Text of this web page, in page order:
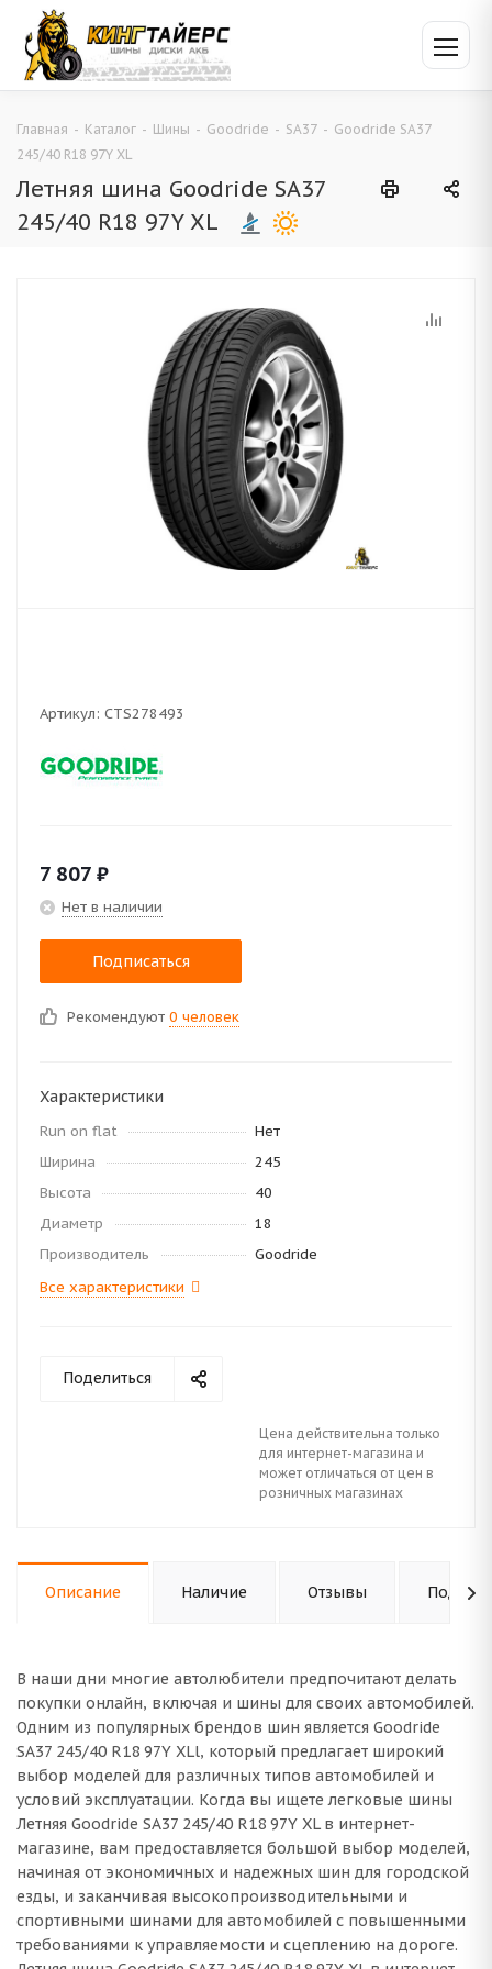
Главная - Каталог - Шины - Goodride - SA37 - Goodride SA37
245/40 R18 97Y XL
Летняя шина Goodride SA37
245/40 R18 97Y XL
Артикул: CTS278493
7 807 ₽
Нет в наличии
Подписаться
Рекомендуют 0 человек
Характеристики
Run on flat
Нет
Ширина
245
Высота
40
Диаметр
18
Производитель
Goodride
Все характеристики
Поделиться
Цена действительна только
для интернет-магазина и
может отличаться от цен в
розничных магазинах
Описание Наличие Отзывы
В наши дни многие автолюбители предпочитают делать
покупки онлайн, включая и шины для своих автомобилей.
Одним из популярных брендов шин является Goodride
SA37 245/40 R18 97Y XLl, который предлагает широкий
выбор моделей для различных типов автомобилей и
условий эксплуатации. Когда вы ищете легковые шины
Летняя Goodride SA37 245/40 R18 97Y XL в интернет-
магазине, вам предоставляется большой выбор моделей,
начиная от экономичных и надежных шин для городской
езды, и заканчивая высокопроизводительными и
спортивными шинами для автомобилей с повышенными
требованиями к управляемости и сцеплению на дороге.